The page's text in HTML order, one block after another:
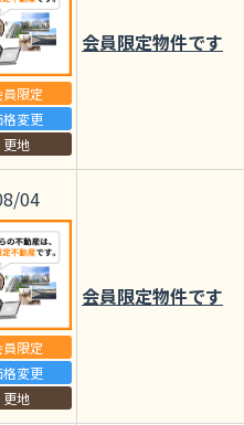
員限定
格変更
更地
会員限定物件です
04
員限定
格変更
更地
会員限定物件です